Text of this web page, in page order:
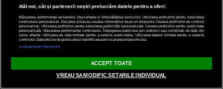
Atât noi, cât și partenerii noștri prelucrăm datele pentru a oferi:
Măsurarea performanței reclamelor. Dezvoltarea și îmbunătățirea serviciilor. Utilizarea profilurilor pentru selectarea
conținutului personalizat. Stocarea și/sau accesarea informațiilor de pe un dispozitiv. Crearea profilurilor de conținut
personalizat. Utilizarea profilurilor pentru selectarea publicității personalizate. Crearea profilurilor pentru publicitate
personalizată. Măsurarea performanței conținutului. Înțelegerea publicului prin statistici sau combinații de date din
surse diferite. Utilizarea de date limitate pentru a selecta publicitatea. Utilizarea datelor limitate pentru a selecta
conținutul. Date precise de geolocație și identificarea prin scanarea dispozitivului.
Listă parteneri (furnizori)
ACCEPT TOATE
VREAU SA MODIFIC SETARILE INDIVIDUAL